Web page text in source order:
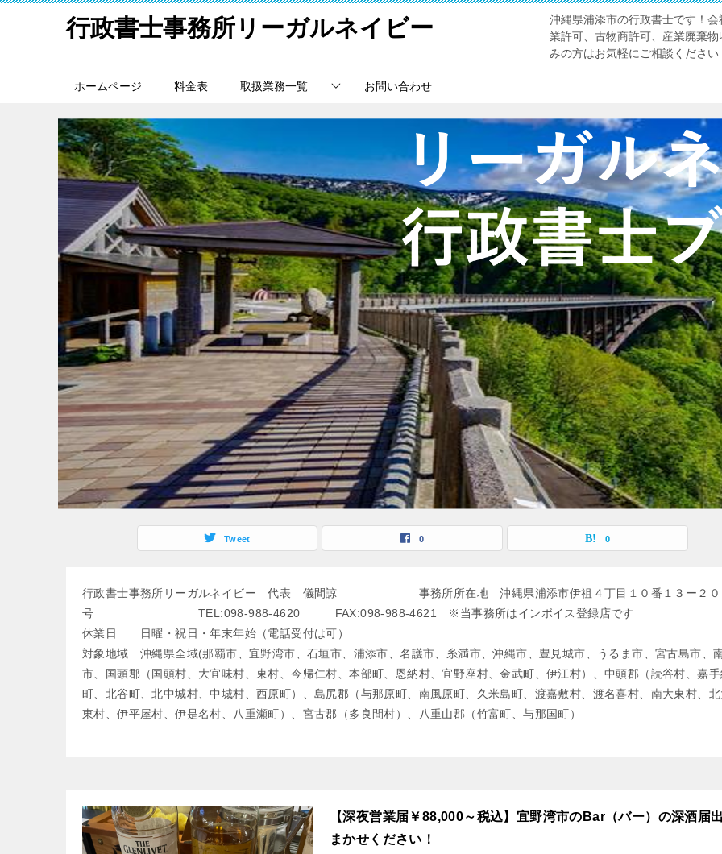
行政書士事務所リーガルネイビー
沖縄県浦添市の行政書士です！
業許可、古物商許可、産業廃棄
みの方はお気軽にご相談ください
ホームページ 料金表 取扱業務一覧 お問い合わせ
Tweet 0 0
行政書士事務所リーガルネイビー 代表 儀間諒 事務所所在地 沖縄県浦添市伊祖４丁目１０番１３ー２０
号 TEL:098-988-4620 FAX:098-988-4621 ※当事務所はインボイス登録店です
休業日 日曜・祝日・年末年始（電話受付は可）
対象地域 沖縄県全域(那覇市、宜野湾市、石垣市、浦添市、名護市、糸満市、沖縄市、豊見城市、うるま市、宮古島市、
市、国頭郡（国頭村、大宜味村、東村、今帰仁村、本部町、恩納村、宜野座村、金武町、伊江村）、中頭郡（読谷村、嘉手
町、北谷町、北中城村、中城村、西原町）、島尻郡（与那原町、南風原町、久米島町、渡嘉敷村、渡名喜村、南大東村、北
東村、伊平屋村、伊是名村、八重瀬町）、宮古郡（多良間村）、八重山郡（竹富町、与那国町）
【深夜営業届￥88,000～税込】宜野湾市のBar（バー）の深酒届
まかせください！